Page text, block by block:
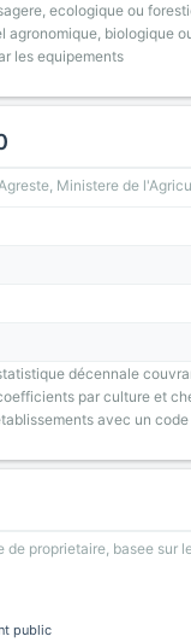
ecologique ou
biologique
les equipements
Ministere de
décennale
par culture et
avec un
proprietaire, basee
public